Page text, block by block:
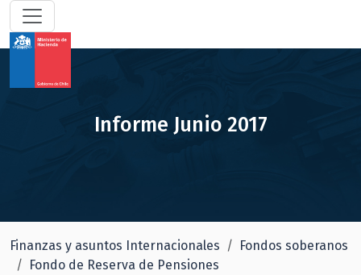
Informe Junio 2017
Finanzas y asuntos Internacionales
Fondos soberanos
Fondo de Reserva de Pensiones